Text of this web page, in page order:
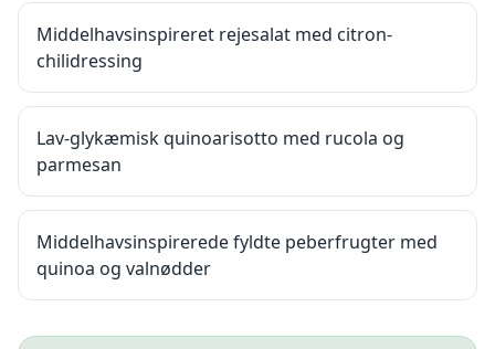
Middelhavsinspireret rejesalat med citron-
chilidressing
Lav-glykæmisk quinoarisotto med rucola og
parmesan
Middelhavsinspirerede fyldte peberfrugter med
quinoa og valnødder